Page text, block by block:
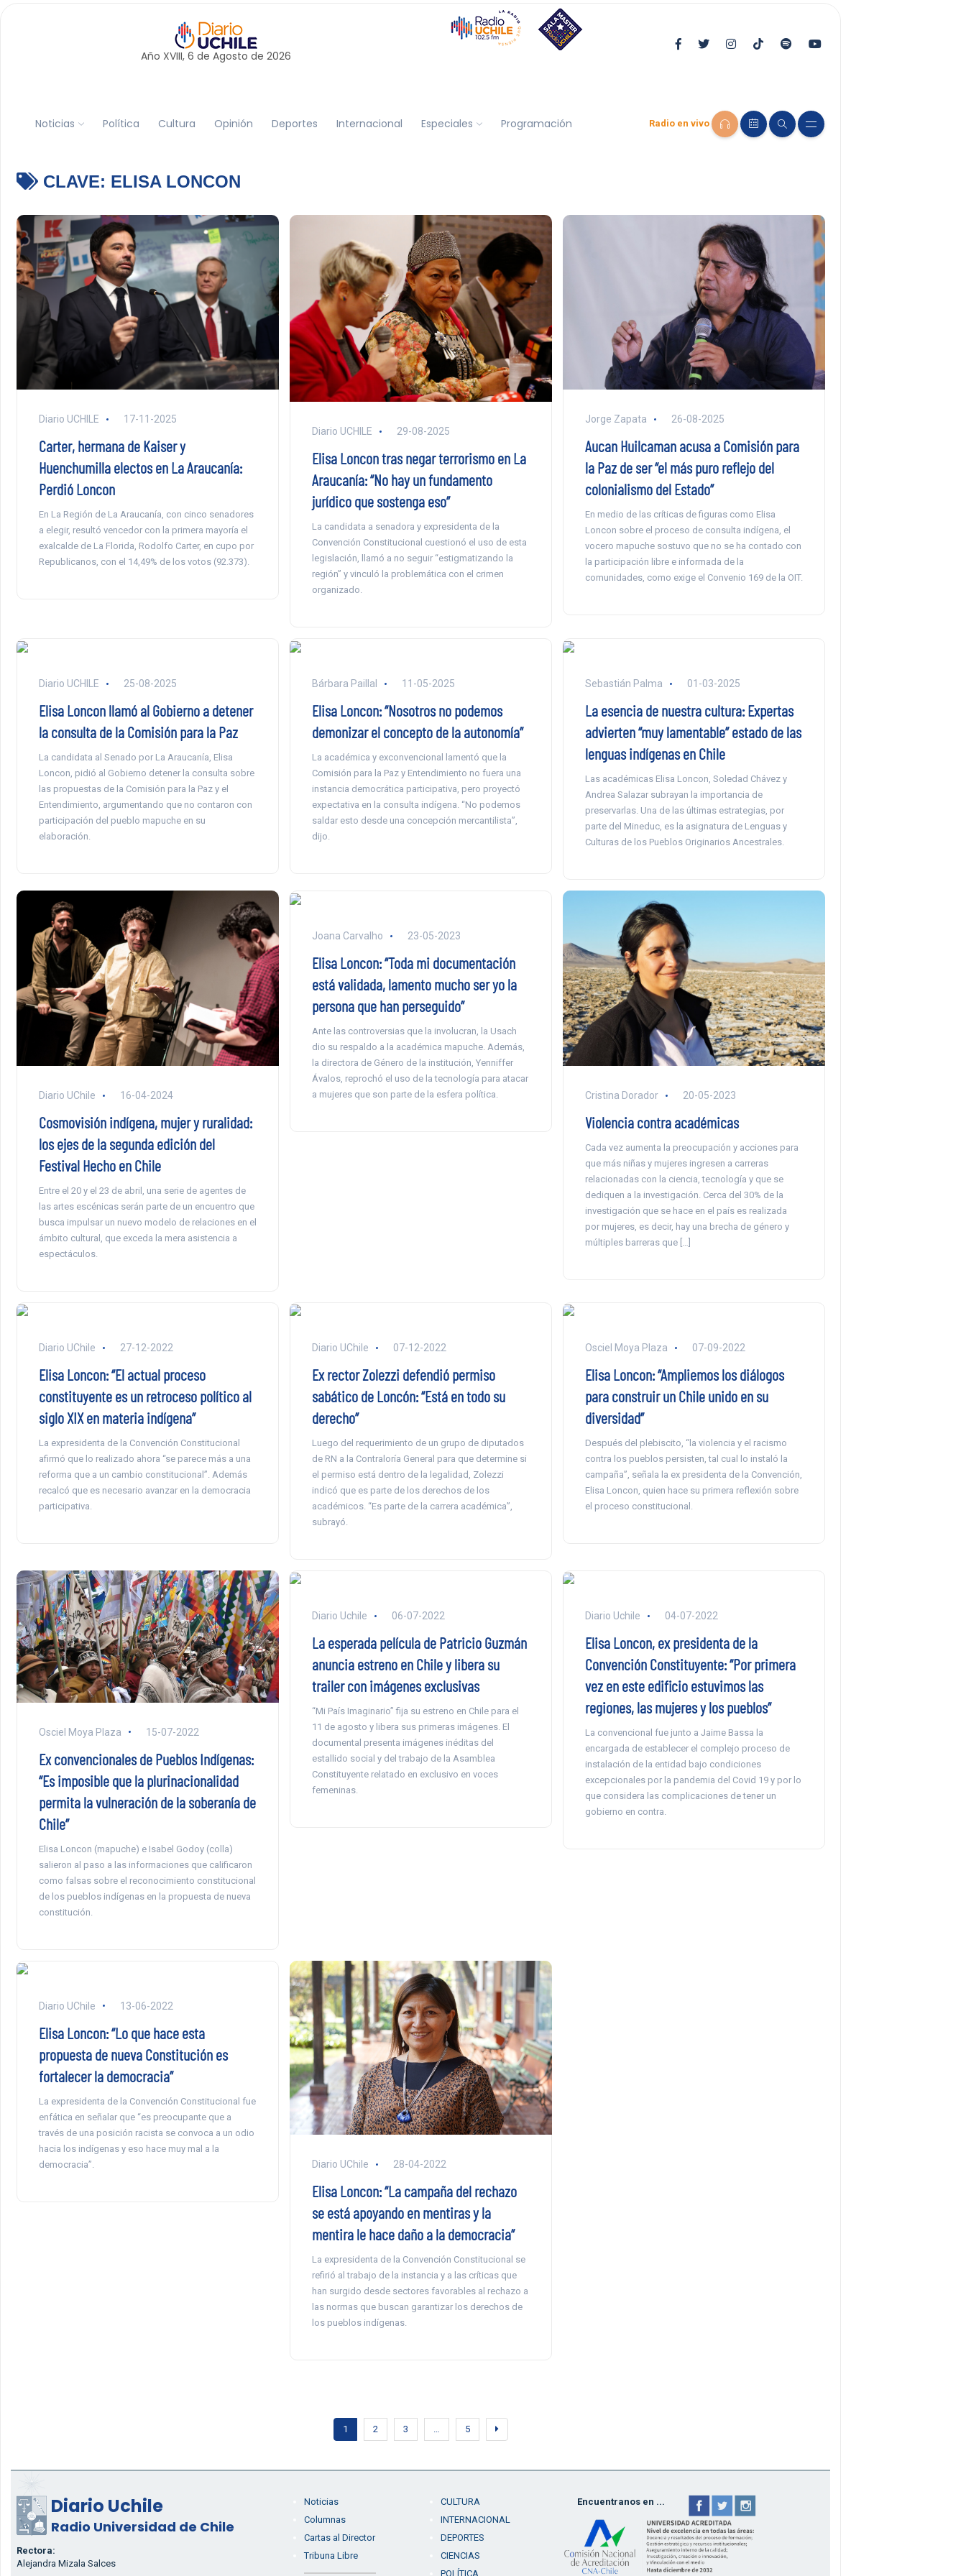
Año XVIII, 6 de Agosto de 2026
Noticias Política Cultura Opinión Deportes Internacional Especiales Programación Radio en vivo
CLAVE: ELISA LONCON
Diario UCHILE 17-11-2025
Carter, hermana de Kaiser y
Huenchumilla electos en La Araucanía:
Perdió Loncon
En La Región de La Araucanía, con cinco senadores
a elegir, resultó vencedor con la primera mayoría el
exalcalde de La Florida, Rodolfo Carter, en cupo por
Republicanos, con el 14,49% de los votos (92.373).
Diario UCHILE 29-08-2025
Elisa Loncon tras negar terrorismo en La
Araucanía: “No hay un fundamento
jurídico que sostenga eso”
La candidata a senadora y expresidenta de la
Convención Constitucional cuestionó el uso de esta
legislación, llamó a no seguir “estigmatizando la
región” y vinculó la problemática con el crimen
organizado.
Jorge Zapata 26-08-2025
Aucan Huilcaman acusa a Comisión para
la Paz de ser “el más puro reflejo del
colonialismo del Estado”
En medio de las críticas de figuras como Elisa
Loncon sobre el proceso de consulta indígena, el
vocero mapuche sostuvo que no se ha contado con
la participación libre e informada de la
comunidades, como exige el Convenio 169 de la OIT.
Diario UCHILE 25-08-2025
Elisa Loncon llamó al Gobierno a detener
la consulta de la Comisión para la Paz
La candidata al Senado por La Araucanía, Elisa
Loncon, pidió al Gobierno detener la consulta sobre
las propuestas de la Comisión para la Paz y el
Entendimiento, argumentando que no contaron con
participación del pueblo mapuche en su
elaboración.
Bárbara Paillal 11-05-2025
Elisa Loncon: “Nosotros no podemos
demonizar el concepto de la autonomía”
La académica y exconvencional lamentó que la
Comisión para la Paz y Entendimiento no fuera una
instancia democrática participativa, pero proyectó
expectativa en la consulta indígena. “No podemos
saldar esto desde una concepción mercantilista”,
dijo.
Sebastián Palma 01-03-2025
La esencia de nuestra cultura: Expertas
advierten “muy lamentable” estado de las
lenguas indígenas en Chile
Las académicas Elisa Loncon, Soledad Chávez y
Andrea Salazar subrayan la importancia de
preservarlas. Una de las últimas estrategias, por
parte del Mineduc, es la asignatura de Lenguas y
Culturas de los Pueblos Originarios Ancestrales.
Diario UChile 16-04-2024
Cosmovisión indígena, mujer y ruralidad:
los ejes de la segunda edición del
Festival Hecho en Chile
Entre el 20 y el 23 de abril, una serie de agentes de
las artes escénicas serán parte de un encuentro que
busca impulsar un nuevo modelo de relaciones en el
ámbito cultural, que exceda la mera asistencia a
espectáculos.
Joana Carvalho 23-05-2023
Elisa Loncon: “Toda mi documentación
está validada, lamento mucho ser yo la
persona que han perseguido”
Ante las controversias que la involucran, la Usach
dio su respaldo a la académica mapuche. Además,
la directora de Género de la institución, Yenniffer
Ávalos, reprochó el uso de la tecnología para atacar
a mujeres que son parte de la esfera política.
Cristina Dorador 20-05-2023
Violencia contra académicas
Cada vez aumenta la preocupación y acciones para
que más niñas y mujeres ingresen a carreras
relacionadas con la ciencia, tecnología y que se
dediquen a la investigación. Cerca del 30% de la
investigación que se hace en el país es realizada
por mujeres, es decir, hay una brecha de género y
múltiples barreras que […]
Diario UChile 27-12-2022
Elisa Loncon: “El actual proceso
constituyente es un retroceso político al
siglo XIX en materia indígena”
La expresidenta de la Convención Constitucional
afirmó que lo realizado ahora “se parece más a una
reforma que a un cambio constitucional”. Además
recalcó que es necesario avanzar en la democracia
participativa.
Diario UChile 07-12-2022
Ex rector Zolezzi defendió permiso
sabático de Loncón: “Está en todo su
derecho”
Luego del requerimiento de un grupo de diputados
de RN a la Contraloría General para que determine si
el permiso está dentro de la legalidad, Zolezzi
indicó que es parte de los derechos de los
académicos. “Es parte de la carrera académica”,
subrayó.
Osciel Moya Plaza 07-09-2022
Elisa Loncon: “Ampliemos los diálogos
para construir un Chile unido en su
diversidad”
Después del plebiscito, “la violencia y el racismo
contra los pueblos persisten, tal cual lo instaló la
campaña”, señala la ex presidenta de la Convención,
Elisa Loncon, quien hace su primera reflexión sobre
el proceso constitucional.
Osciel Moya Plaza 15-07-2022
Ex convencionales de Pueblos Indígenas:
“Es imposible que la plurinacionalidad
permita la vulneración de la soberanía de
Chile”
Elisa Loncon (mapuche) e Isabel Godoy (colla)
salieron al paso a las informaciones que calificaron
como falsas sobre el reconocimiento constitucional
de los pueblos indígenas en la propuesta de nueva
constitución.
Diario Uchile 06-07-2022
La esperada película de Patricio Guzmán
anuncia estreno en Chile y libera su
trailer con imágenes exclusivas
“Mi País Imaginario” fija su estreno en Chile para el
11 de agosto y libera sus primeras imágenes. El
documental presenta imágenes inéditas del
estallido social y del trabajo de la Asamblea
Constituyente relatado en exclusivo en voces
femeninas.
Diario Uchile 04-07-2022
Elisa Loncon, ex presidenta de la
Convención Constituyente: “Por primera
vez en este edificio estuvimos las
regiones, las mujeres y los pueblos”
La convencional fue junto a Jaime Bassa la
encargada de establecer el complejo proceso de
instalación de la entidad bajo condiciones
excepcionales por la pandemia del Covid 19 y por lo
que considera las complicaciones de tener un
gobierno en contra.
Diario UChile 13-06-2022
Elisa Loncon: “Lo que hace esta
propuesta de nueva Constitución es
fortalecer la democracia”
La expresidenta de la Convención Constitucional fue
enfática en señalar que “es preocupante que a
través de una posición racista se convoca a un odio
hacia los indígenas y eso hace muy mal a la
democracia”.
Diario UChile 28-04-2022
Elisa Loncon: “La campaña del rechazo
se está apoyando en mentiras y la
mentira le hace daño a la democracia”
La expresidenta de la Convención Constitucional se
refirió al trabajo de la instancia y a las críticas que
han surgido desde sectores favorables al rechazo a
las normas que buscan garantizar los derechos de
los pueblos indígenas.
1 2 3 … 5
Diario Uchile
Radio Universidad de Chile
Rectora:
Alejandra Mizala Salces
Noticias
Columnas
Cartas al Director
Tribuna Libre
CULTURA
INTERNACIONAL
DEPORTES
CIENCIAS
POLÍTICA
Encuentranos en ...